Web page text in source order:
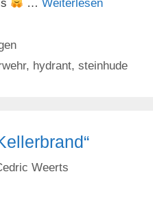
…Weiterlesen
, hydrant,steinhude
Weerts